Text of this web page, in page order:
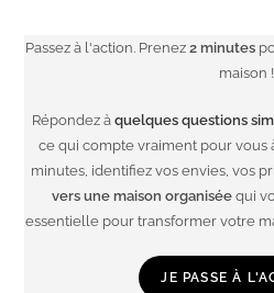
Passez à l'action. Prenez 2 minutes
maison !
Répondez à quelques questions
ce qui compte vraiment pour vous
minutes, identifiez vos envies, vos
vers une maison organiséequi
essentielle pour transformer votre
JE PASSE À